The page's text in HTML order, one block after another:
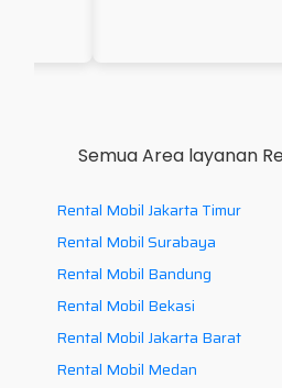
Semua Area layanan
Rental Mobil Jakarta Timur
Rental Mobil Surabaya
Rental Mobil Bandung
Rental Mobil Bekasi
Rental Mobil Jakarta Barat
Rental Mobil Medan